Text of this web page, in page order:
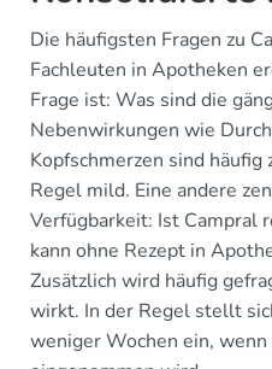
Die häufigsten Fragen zu
Fachleuten in Apotheken
Frage ist: Was sind die
Nebenwirkungen wie
Kopfschmerzen sind häufig
Regel mild. Eine andere
Verfügbarkeit: Ist Campral
kann ohne Rezept in
Zusätzlich wird häufig
wirkt. In der Regel stellt
weniger Wochen ein,